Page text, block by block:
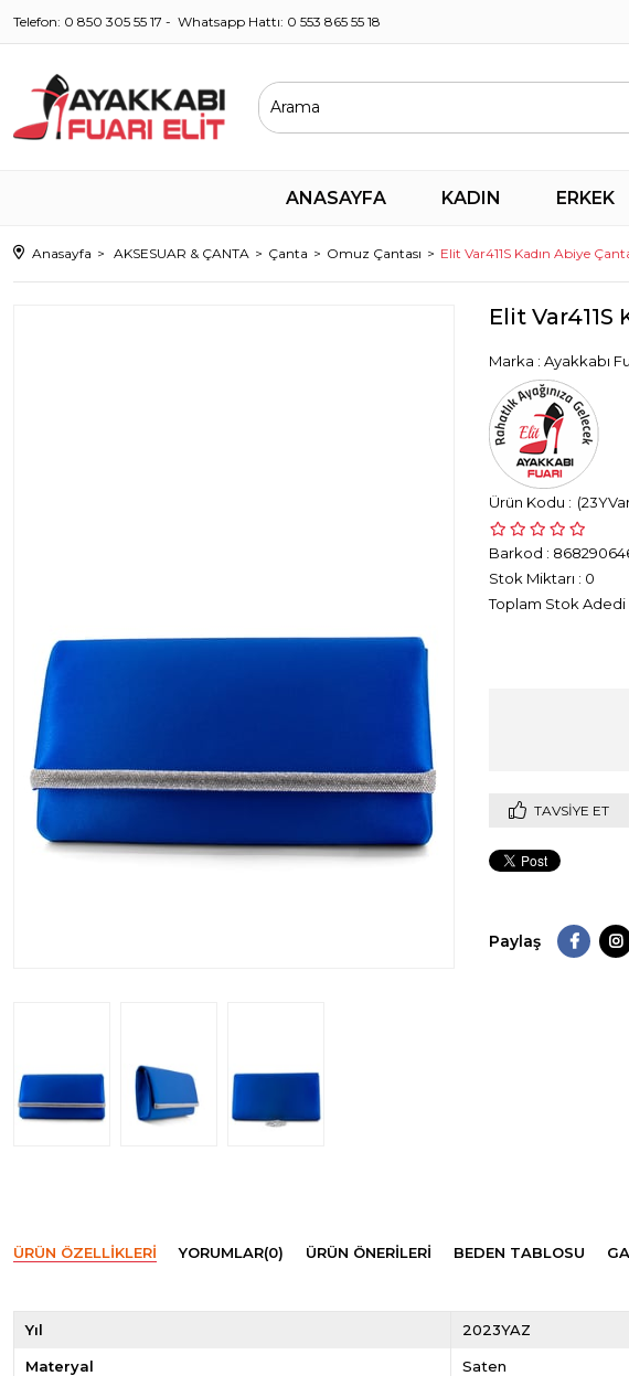
Telefon: 0 850 305 55 17 - Whatsapp Hattı: 0 553 865 55 18
ANASAYFA KADIN ERKEK
Anasayfa AKSESUAR & ÇANTA Çanta Omuz Çantası Elit Var411S Kadın Abiye
Elit Var411S
Marka : Ayakkabı
Barkod :
Stok Miktarı : 0
Toplam Stok Adedi
TAVSIYE ET
Paylaş
ÜRÜN ÖZELLIKLERI YORUMLAR(0) ÜRÜN ÖNERILERI BEDEN TABLOSU
Yıl 2023YAZ
Materyal Saten